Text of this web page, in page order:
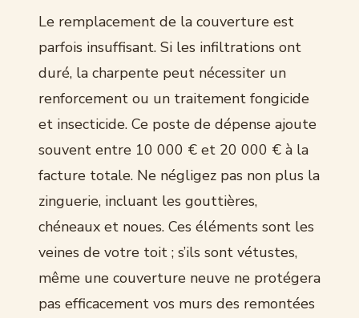
Le remplacement de la couverture est
parfois insuffisant. Si les infiltrations ont
duré, la charpente peut nécessiter un
renforcement ou un traitement fongicide
et insecticide. Ce poste de dépense ajoute
souvent entre 10 000 € et 20 000 € à la
facture totale. Ne négligez pas non plus la
zinguerie, incluant les gouttières,
chéneaux et noues. Ces éléments sont les
veines de votre toit ; s’ils sont vétustes,
même une couverture neuve ne protégera
pas efficacement vos murs des remontées